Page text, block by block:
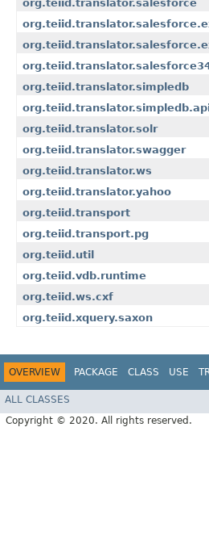
org.teiid.translator.salesforce
org.teiid.translator.simpledb
org.teiid.translator.solr
org.teiid.translator.swagger
org.teiid.translator.ws
org.teiid.translator.yahoo
org.teiid.transport
org.teiid.transport.pg
org.teiid.util
org.teiid.vdb.runtime
org.teiid.ws.cxf
org.teiid.xquery.saxon
OVERVIEW PACKAGE CLASS USE
ALL CLASSES
Copyright © 2020. All rights reserved.